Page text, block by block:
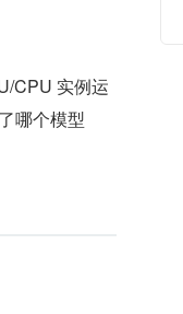
CPU 实例运
哪个模型